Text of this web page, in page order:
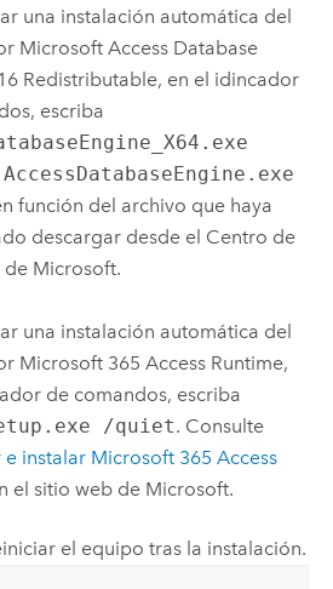
una instalación automática del
Microsoft Access Database
Redistributable, en el idincador
escriba
AccessDatabaseEngine.exe
función del archivo que haya
descargar desde el Centro de
de Microsoft.
una instalación automática del
Microsoft 365 Access Runtime,
de comandos, escriba
/quiet. Consulte
e instalar Microsoft 365 Access
el sitio web de Microsoft.
el equipo tras la instalación.